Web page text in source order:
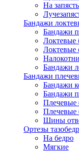
На
Бандажи
Бандажи
Локтевые
Локтевые
Бандажи
Бандажи
Бандажи
Бандажи
Плечевые
Шины
Ортезы
На бедро
Мягкие